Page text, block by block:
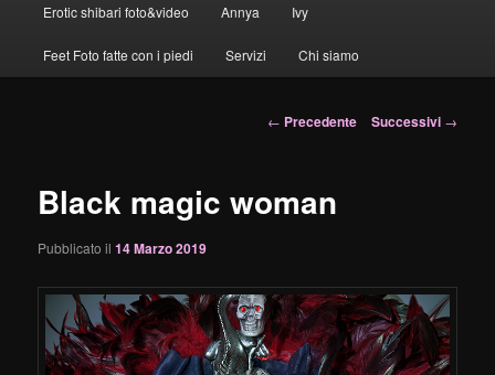
contenuto
Erotic shibari foto&video Annya Ivy
Feet Foto fatte con i piedi Servizi Chi siamo
Navigazione
← Precedente Successivi →
Black magic woman
Pubblicato il14 Marzo 2019